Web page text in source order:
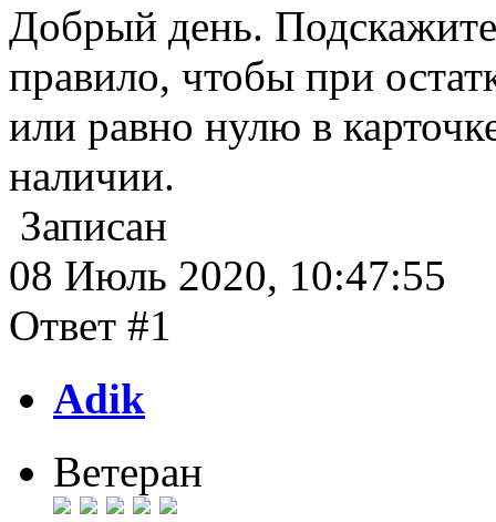
Добрый день.
правило, чтобы при
или равно нулю в
наличии.
Записан
08 Июль 2020, 10:47:55
Ответ #1
Adik
Ветеран